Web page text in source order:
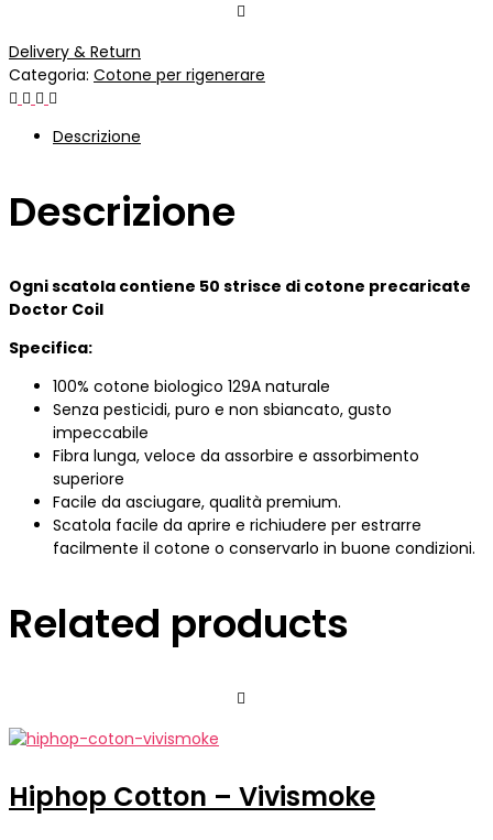
Delivery & Return
Categoria: Cotone per rigenerare
Descrizione
Descrizione
Ogni scatola contiene 50 strisce di cotone precaricate
Doctor Coil
Specifica:
100% cotone biologico 129A naturale
Senza pesticidi, puro e non sbiancato, gusto
impeccabile
Fibra lunga, veloce da assorbire e assorbimento
superiore
Facile da asciugare, qualità premium.
Scatola facile da aprire e richiudere per estrarre
facilmente il cotone o conservarlo in buone condizioni.
Related products
Hiphop Cotton – Vivismoke